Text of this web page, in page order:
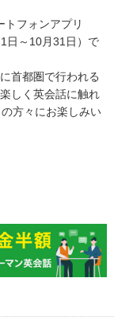
フォンアプリ
日～10月31日）で
首都圏で行われる
しく英会話に触れ
方々にお楽しみい